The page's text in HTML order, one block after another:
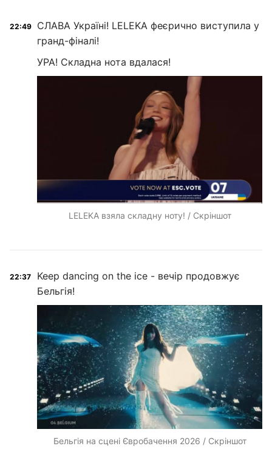
22:49
СЛАВА Україні! LELEKA феєрично виступила у
гранд-фіналі!
УРА! Складна нота вдалася!
LELEKA взяла складну ноту! / Скріншот
22:37
Keep dancing on the ice - вечір продовжує
Бельгія!
Бельгія на сцені Євробачення 2026 / Скріншот